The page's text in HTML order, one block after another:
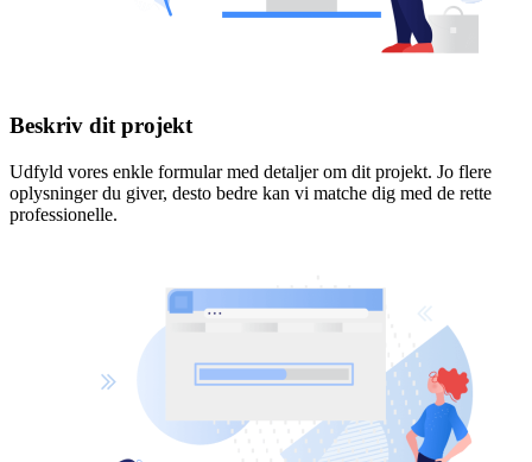
Beskriv dit projekt
Udfyld vores enkle formular med detaljer om dit projekt. Jo flere
oplysninger du giver, desto bedre kan vi matche dig med de rette
professionelle.